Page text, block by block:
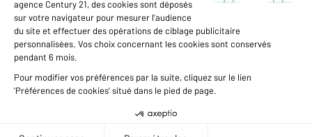
International
Nous contacter
Données personnelles